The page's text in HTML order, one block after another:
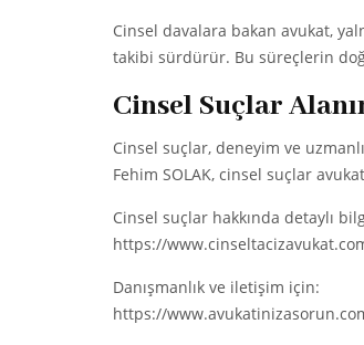
Cinsel davalara bakan avukat,
takibi sürdürür. Bu süreçlerin
Cinsel Suçlar
Cinsel suçlar, deneyim ve
Fehim SOLAK, cinsel suçlar
Cinsel suçlar hakkında detaylı
https://
Danışmanlık ve iletişim için:
https://